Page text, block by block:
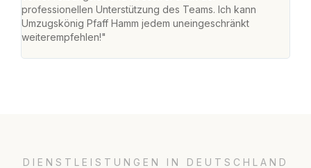
professionellen Unterstützung des Teams. Ich kann
Umzugskönig Pfaff Hamm jedem uneingeschränkt
weiterempfehlen!"
DIENSTLEISTUNGEN IN DEUTSCHLAND